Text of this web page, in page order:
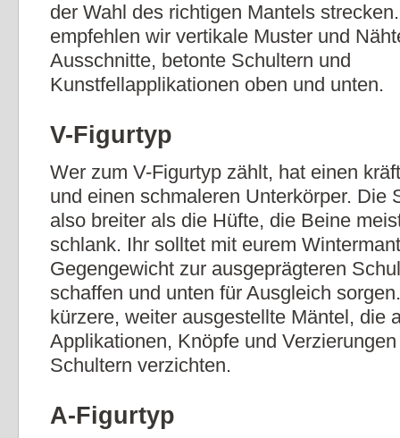
der Wahl des richtigen Mantels
empfehlen wir vertikale Muster und
Ausschnitte, betonte Schultern und
Kunstfellapplikationen oben und unten.
V-Figurtyp
Wer zum V-Figurtyp zählt, hat einen
und einen schmaleren Unterkörper. Die
also breiter als die Hüfte, die Beine
schlank. Ihr solltet mit eurem
Gegengewicht zur ausgeprägteren
schaffen und unten für Ausgleich
kürzere, weiter ausgestellte Mäntel, die
Applikationen, Knöpfe und
Schultern verzichten.
A-Figurtyp